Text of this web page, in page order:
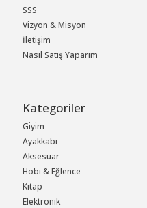
SSS
Vizyon & Misyon
İletişim
Nasıl Satış Yaparım
Kategoriler
Giyim
Ayakkabı
Aksesuar
Hobi & Eğlence
Kitap
Elektronik